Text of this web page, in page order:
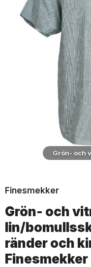
Grön- och
Finesmekker
Grön- och
lin/
ränder och
Finesmekker